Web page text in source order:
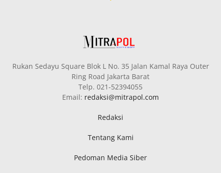
Rukan Sedayu Square Blok L No. 35 Jalan Kamal Raya Outer
Ring Road Jakarta Barat
Telp. 021-52394055
Email: redaksi@mitrapol.com
Redaksi
Tentang Kami
Pedoman Media Siber